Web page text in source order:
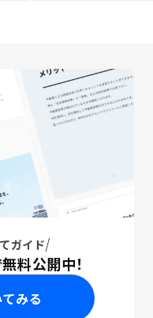
ガイド
料公開中！
みる